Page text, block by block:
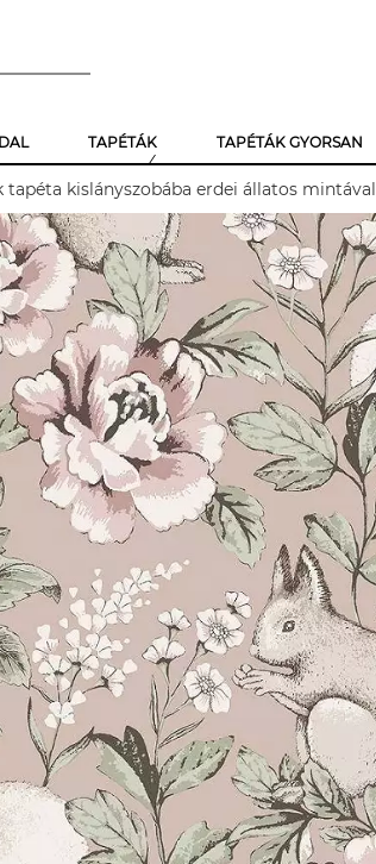
TAPÉTÁK TAPÉTÁK GYORSAN
tapéta kislányszobába erdei állatos mintával